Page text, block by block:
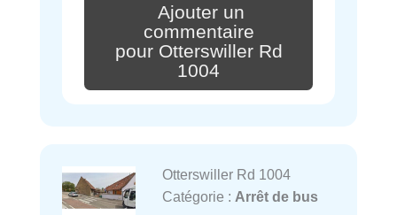
Ajouter un
commentaire
pour Otterswiller Rd
1004
Otterswiller Rd 1004
Catégorie : Arrêt de bus